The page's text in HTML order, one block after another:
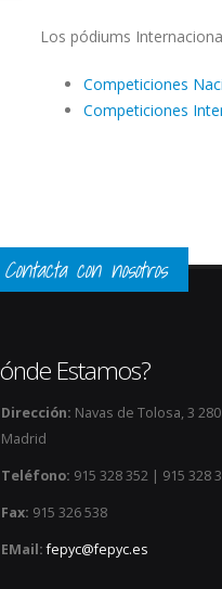
Los pódiums
Competiciones
Competiciones
Contacta con nosotros
Estamos?
Dirección: Navas de Tolosa, 3
Madrid
Teléfono: 915 328 352 | 915 328
Fax: 915 326 538
EMail: fepyc@fepyc.es